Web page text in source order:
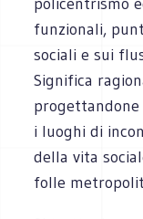
funzionali,
sociali e sui
Significa
i luoghi di
della vita
folle